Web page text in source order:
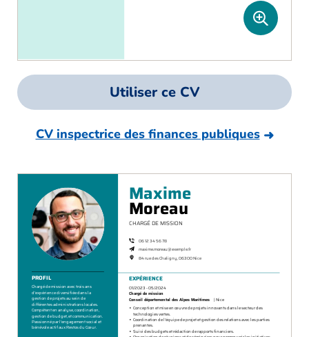
Utiliser ce CV
CV inspectrice des finances publiques